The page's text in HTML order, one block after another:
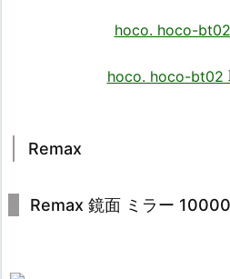
hoco. hoco-
hoco. hoco-bt02
Remax
Remax 鏡面 ミラー